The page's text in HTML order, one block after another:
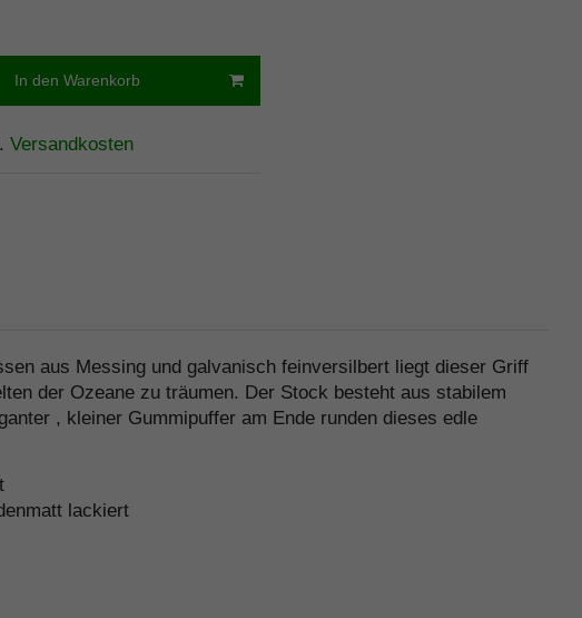
In den Warenkorb
Versandkosten
aus Messing und galvanisch feinversilbert liegt dieser Griff
der Ozeane zu träumen. Der Stock besteht aus stabilem
, kleiner Gummipuffer am Ende runden dieses edle
lackiert